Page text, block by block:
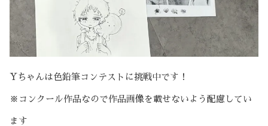
Yちゃんは色鉛筆コンテストに挑戦中です！
※コンクール作品なので作品画像を載せないよう配慮してい
ます